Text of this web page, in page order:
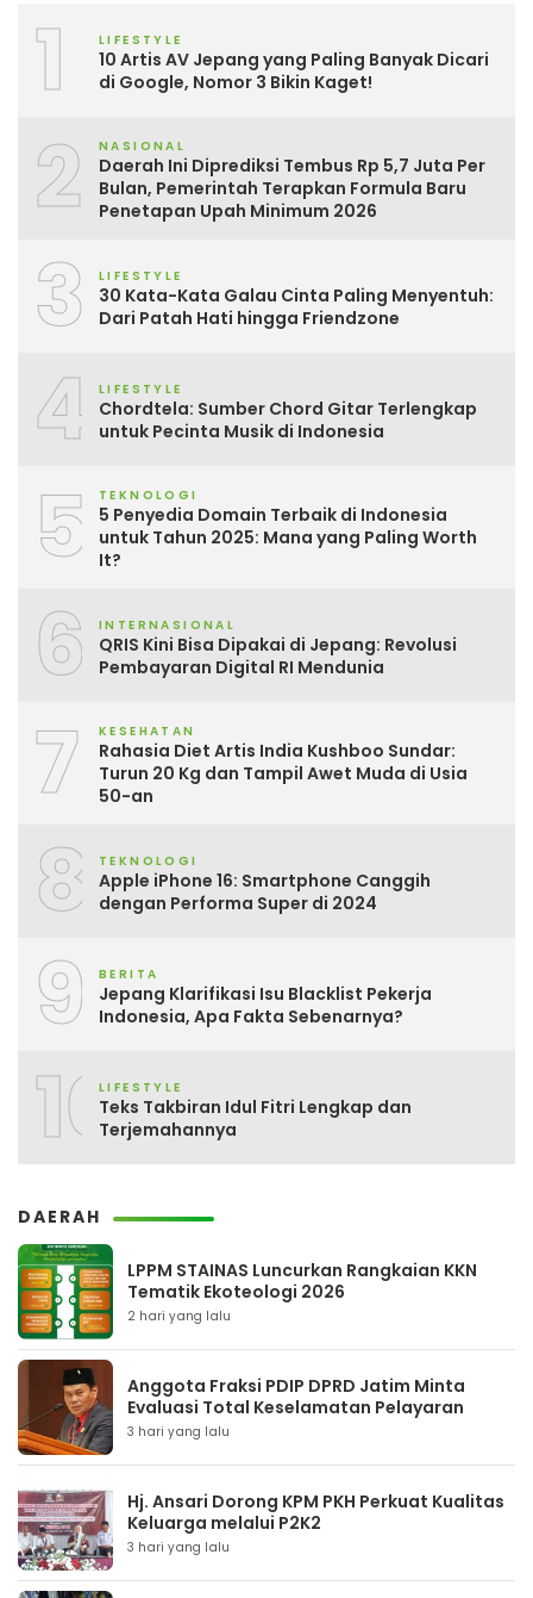
1 LIFESTYLE
10 Artis AV Jepang yang Paling Banyak Dicari
di Google, Nomor 3 Bikin Kaget!
2 NASIONAL
Daerah Ini Diprediksi Tembus Rp 5,7 Juta Per
Bulan, Pemerintah Terapkan Formula Baru
Penetapan Upah Minimum 2026
3 LIFESTYLE
30 Kata-Kata Galau Cinta Paling Menyentuh:
Dari Patah Hati hingga Friendzone
4 LIFESTYLE
Chordtela: Sumber Chord Gitar Terlengkap
untuk Pecinta Musik di Indonesia
5 TEKNOLOGI
5 Penyedia Domain Terbaik di Indonesia
untuk Tahun 2025: Mana yang Paling Worth
It?
6 INTERNASIONAL
QRIS Kini Bisa Dipakai di Jepang: Revolusi
Pembayaran Digital RI Mendunia
7 KESEHATAN
Rahasia Diet Artis India Kushboo Sundar:
Turun 20 Kg dan Tampil Awet Muda di Usia
50-an
8 TEKNOLOGI
Apple iPhone 16: Smartphone Canggih
dengan Performa Super di 2024
9 BERITA
Jepang Klarifikasi Isu Blacklist Pekerja
Indonesia, Apa Fakta Sebenarnya?
10LIFESTYLE
Teks Takbiran Idul Fitri Lengkap dan
Terjemahannya
DAERAH
LPPM STAINAS Luncurkan Rangkaian KKN
Tematik Ekoteologi 2026
2 hari yang lalu
Anggota Fraksi PDIP DPRD Jatim Minta
Evaluasi Total Keselamatan Pelayaran
3 hari yang lalu
Hj. Ansari Dorong KPM PKH Perkuat Kualitas
Keluarga melalui P2K2
3 hari yang lalu